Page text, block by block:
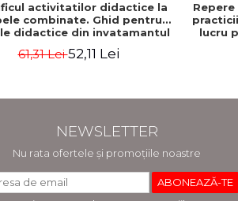
activitatilor didactice la
combinate. Ghid pentru
didactice din invatamantul
- Horatiu Catalano, Ion
Albulescu
61,31 Lei52,11 Lei
lucru
arte.
NEWSLETTER
Nu rata ofertele și promoțiile noastre